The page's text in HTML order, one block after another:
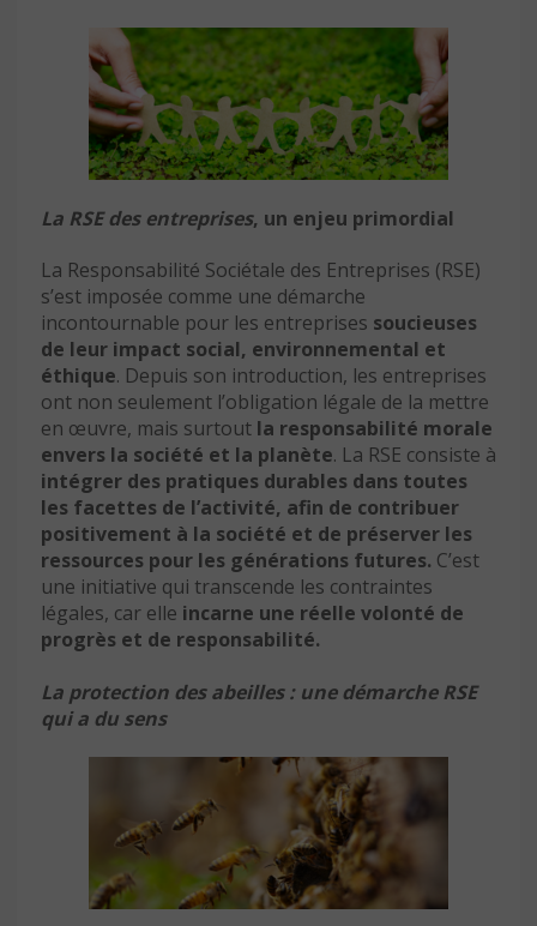
La RSE des entreprises, un enjeu primordial
La Responsabilité Sociétale des Entreprises (RSE)
s’est imposée comme une démarche
incontournable pour les entreprises soucieuses
de leur impact social, environnemental et
éthique. Depuis son introduction, les entreprises
ont non seulement l’obligation légale de la mettre
en œuvre, mais surtout la responsabilité morale
envers la société et la planète. La RSE consiste à
intégrer des pratiques durables dans toutes
les facettes de l’activité, afin de contribuer
positivement à la société et de préserver les
ressources pour les générations futures. C’est
une initiative qui transcende les contraintes
légales, car elle incarne une réelle volonté de
progrès et de responsabilité.
La protection des abeilles : une démarche RSE
qui a du sens